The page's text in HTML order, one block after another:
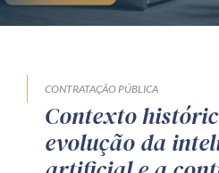
CONTRATAÇÃO PÚBLICA
Contexto
evolução da